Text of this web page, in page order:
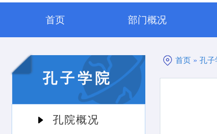
首页 部门概况
孔子学院
孔院概况
首页 » 孔子